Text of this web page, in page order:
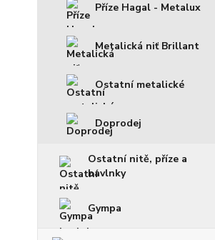
Příze Hagal - Metalux
Metalická niť Brillant
Ostatní metalické
Doprodej
Ostatní nitě, příze a
bavlnky
Gympa